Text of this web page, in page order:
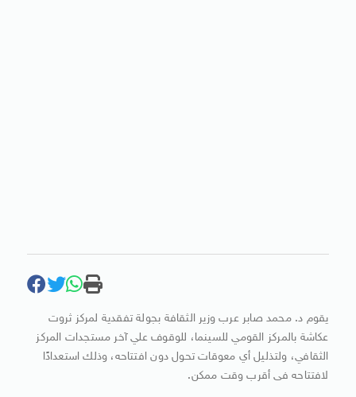
يقوم د. محمد صابر عرب وزير الثقافة بجولة تفقدية لمركز ثروت
عكاشة بالمركز القومي للسينما، للوقوف علي آخر مستجدات المركز
الثقافي، ولتذليل أي معوقات تحول دون افتتاحه، وذلك استعدادًا
لافتتاحه فى أقرب وقت ممكن.